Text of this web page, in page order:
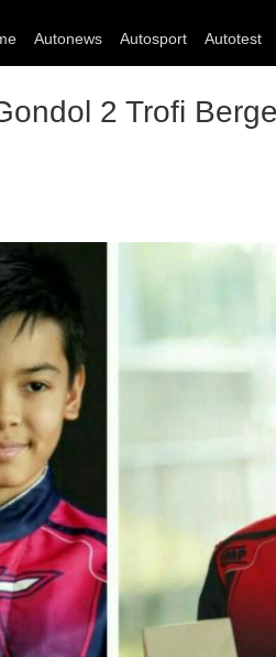
Autonews Autosport Autotest
2 Trofi